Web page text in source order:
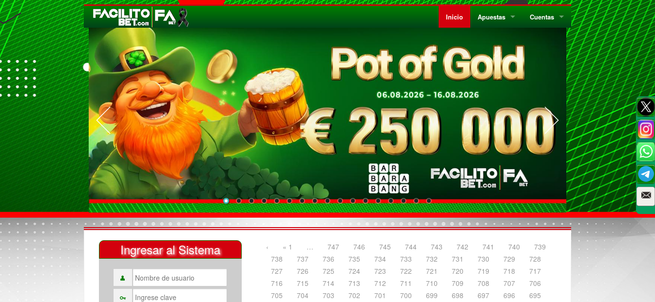
Inicio Apuestas
¿Qué es el Sistema Parley?
Privacidad
Como Jugar Bingo
Cuentas
Preguntas Frecuentes
Reglas Generales
Ingresar al Sistema ‹ « 1 … 747 746 745 744 743 742 741 740
739
738
737 736 735 734 733 732 731 730 729
728
727
726 725 724 723 722 721 720 719 718
717
716
715 714 713 712 711 710 709 708 707
706
705
704 703 702 701 700 699 698 697 696
695